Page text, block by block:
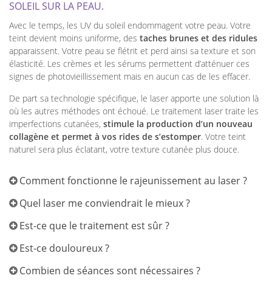
SOLEIL SUR LA PEAU.
Avec le temps, les UV du soleil endommagent votre peau. Votre
teint devient moins uniforme, des taches brunes et des ridules
apparaissent. Votre peau se flétrit et perd ainsi sa texture et son
élasticité. Les crèmes et les sérums permettent d’atténuer ces
signes de photovieillissement mais en aucun cas de les effacer.
De part sa technologie spécifique, le laser apporte une solution là
où les autres méthodes ont échoué. Le traitement laser traite les
imperfections cutanées, stimule la production d’un nouveau
collagène et permet à vos rides de s’estomper. Votre teint
naturel sera plus éclatant, votre texture cutanée plus douce.
Comment fonctionne le rajeunissement au laser ?
Quel laser me conviendrait le mieux ?
Est-ce que le traitement est sûr ?
Est-ce douloureux ?
Combien de séances sont nécessaires ?